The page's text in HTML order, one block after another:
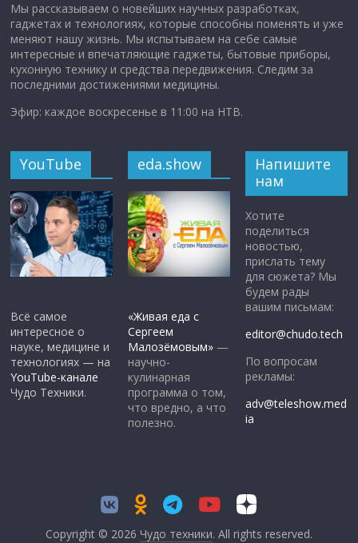
Мы рассказываем о новейших научных разработках,
гаджетах и технологиях, которые способны поменять и уже
меняют нашу жизнь. Мы испытываем на себе самые
интересные и впечатляющие гаджеты, бытовые приборы,
кухонную технику и средства передвижения. Следим за
последними достижениями медицины.
Эфир: каждое воскресенье в 11:00 на НТВ.
YouTube
Всё самое
интересное о
науке, медицине и
технологиях — на
YouTube-канале
Чудо Техники.
eda.show
«Живая еда с
Сергеем
Малозёмовым» —
научно-
кулинарная
программа о том,
что вредно, а что
полезно.
Напишите
нам
Хотите
поделиться
новостью,
прислать тему
для сюжета? Мы
будем рады
вашим письмам:
editor@chudo.tech
По вопросам
рекламы:
adv@teleshow.med
ia
Copyright © 2026 Чудо техники. All rights reserved.